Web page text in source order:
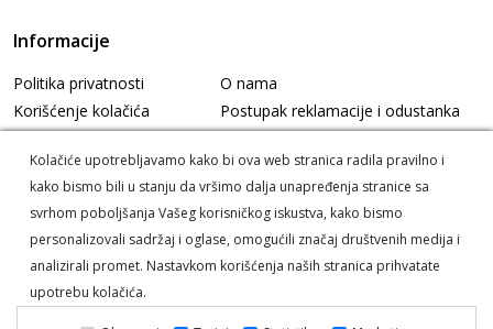
Informacije
Politika privatnosti
Korišćenje kolačića
Informacije o dostavi
O nama
Postupak reklamacije i odustanka
Korisnički servis
Enervit © 2026. Sva prava zadržana -Powered by Dajbog -
Kolačiće upotrebljavamo kako bi ova web stranica radila pravilno i
kako bismo bili u stanju da vršimo dalja unapređenja stranice sa
svrhom poboljšanja Vašeg korisničkog iskustva, kako bismo
personalizovali sadržaj i oglase, omogućili značaj društvenih medija i
analizirali promet. Nastavkom korišćenja naših stranica prihvatate
upotrebu kolačića.